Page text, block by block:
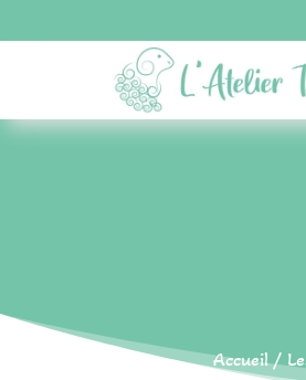
Accueil/